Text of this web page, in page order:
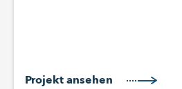
Projekt ansehen